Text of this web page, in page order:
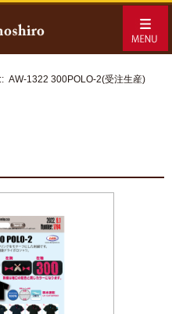
:: AW-1322 300POLO-2(受注生産)